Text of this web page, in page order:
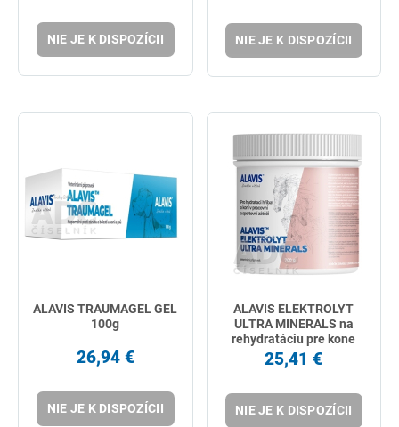
NIE JE K DISPOZÍCII NIE JE K DISPOZÍCII
ALAVIS TRAUMAGEL GEL
100g
26,94 €
NIE JE K DISPOZÍCII
ALAVIS ELEKTROLYT
ULTRA MINERALS na
rehydratáciu pre kone
700g
25,41 €
NIE JE K DISPOZÍCII